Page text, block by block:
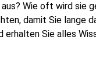
Wie oft wird sie
damit Sie lange
erhalten Sie alles